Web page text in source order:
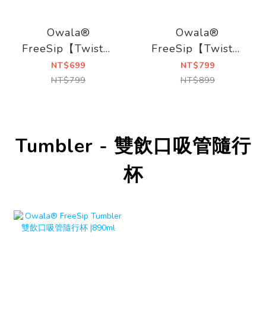
Owala®
FreeSip【Twist】
雙飲口旋蓋不鏽鋼
吸管水壺|530ml
NT$699
NT$799
Owala®
FreeSip【Twist】
雙飲口旋蓋不鏽鋼
吸管水壺|710ml
NT$799
NT$899
Tumbler - 雙飲口吸管隨行
杯